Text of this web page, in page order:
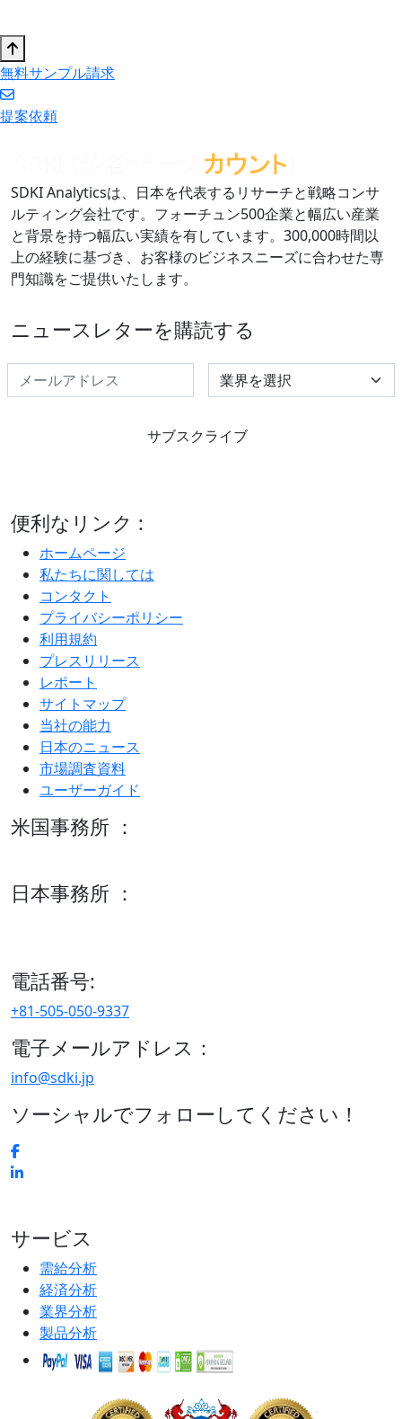
無料サンプル請求
提案依頼
SDKI Analyticsは、日本を代表するリサーチと戦略コンサ
ルティング会社です。フォーチュン500企業と幅広い産業
と背景を持つ幅広い実績を有しています。300,000時間以
上の経験に基づき、お客様のビジネスニーズに合わせた専
門知識をご提供いたします。
ニュースレターを購読する
Select Industry
サブスクライブ
便利なリンク :
ホームページ
私たちに関しては
コンタクト
プライバシーポリシー
利用規約
プレスリリース
レポート
サイトマップ
当社の能力
日本のニュース
市場調査資料
ユーザーガイド
米国事務所 ：
日本事務所 ：
電話番号:
+81-505-050-9337
電子メールアドレス：
info@sdki.jp
ソーシャルでフォローしてください！
サービス
需給分析
経済分析
業界分析
製品分析